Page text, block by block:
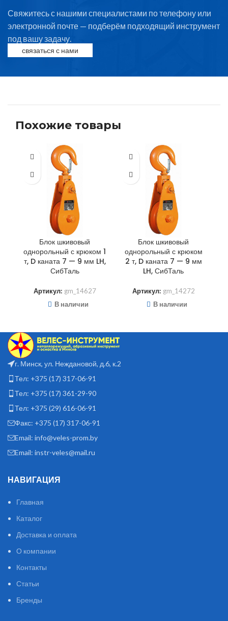
Свяжитесь с нашими специалистами по телефону или
электронной почте — подберём подходящий инструмент
под вашу задачу.
связаться с нами
Похожие товары
Блок шкивовый
однорольный с крюком 1
т, D каната 7 — 9 мм LH,
СибТаль
Артикул: gm_14627
В наличии
Блок шкивовый
однорольный с крюком
2 т, D каната 7 — 9 мм
LH, СибТаль
Артикул: gm_14272
В наличии
г. Минск, ул. Неждановой, д.6, к.2
Тел: +375 (17) 317-06-91
Тел: +375 (17) 361-29-90
Тел: +375 (29) 616-06-91
Факс: +375 (17) 317-06-91
Email: info@veles-prom.by
Email: instr-veles@mail.ru
НАВИГАЦИЯ
Главная
Каталог
Доставка и оплата
О компании
Контакты
Статьи
Бренды